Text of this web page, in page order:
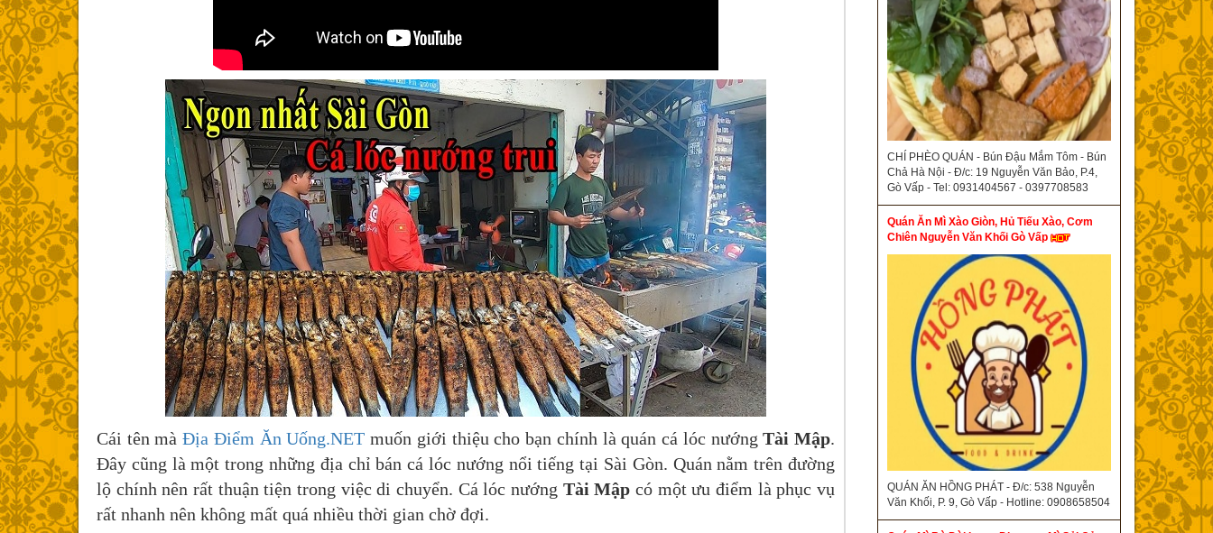
Cái tên màĐịa Điểm Ăn Uống.NET muốn giới thiệu cho bạn chính là quán cá lóc nướngTài Mập.
Đây cũng là một trong những địa chỉ bán cá lóc nướng nổi tiếng tại Sài Gòn. Quán nằm trên đường
lộ chính nên rất thuận tiện trong việc di chuyển. Cá lóc nướng Tài Mập có một ưu điểm là phục vụ
rất nhanh nên không mất quá nhiều thời gian chờ đợi.
CHÍ PHÈO QUÁN - Bún Đậu Mắm Tôm - Bún
Chả Hà Nội - Đ/c: 19 Nguyễn Văn Bảo, P.4,
Gò Vấp - Tel: 0931404567 - 0397708583
Quán Ăn Mì Xào Giòn, Hủ Tiếu Xào, Cơm
Chiên Nguyễn Văn Khối Gò Vấp
QUÁN ĂN HỒNG PHÁT - Đ/c: 538 Nguyễn
Văn Khối, P. 9, Gò Vấp - Hotline: 0908658504